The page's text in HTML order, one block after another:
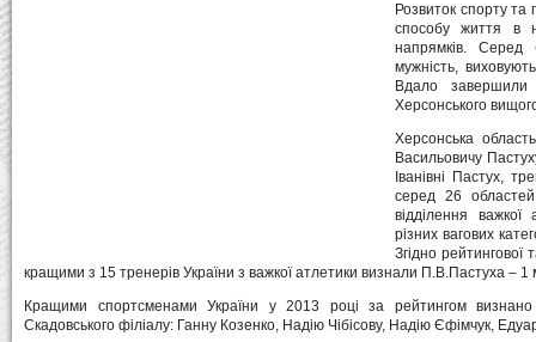
Розвиток спорту та
способу життя в
напрямків. Серед
мужність,
Вдало завершили
Херсонського
Херсонська
Васильовичу
Іванівні Пастух,
серед 26
відділення
різних вагових
Згідно рейтингової
кращими з 15 тренерів України з важкої атлетики визнали П.В.Пастуха – 1
Кращими спортсменами України у 2013 році за рейтингом визнано
Скадовського філіалу: Ганну Козенко, Надію Чібісову, Надію Єфімчук,